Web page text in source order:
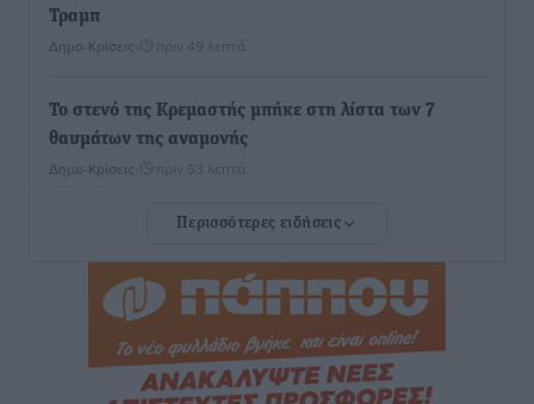
Τραμπ
Δημο-Κρίσεις πριν 49 λεπτά
Το στενό της Κρεμαστής μπήκε στη λίστα των 7
θαυμάτων της αναμονής
Δημο-Κρίσεις πριν 53 λεπτά
ΣΕΤΕ: Σημαντική θεσμική εξέλιξη η ΚΥΑ για το ΕΧΠ
για τον τουρισμό
• πριν 1 ώρα
Γ. Χατζημάρκος: “Δύο μεγάλες δεσμεύσεις
Γεωργιάδη” – Κίνητρα για τους γιατρούς των νησιών
Περισσότερες ειδήσεις